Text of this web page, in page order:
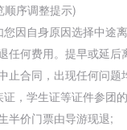
顺序调整提示)
因自身原因选择中途
任何费用。提早或延后
止合同，出现任何问题
，学生证等证件参团
半价门票由导游现退;